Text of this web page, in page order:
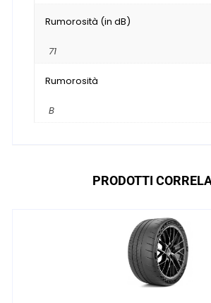
Rumorosità (in dB)
71
Rumorosità
B
PRODOTTI